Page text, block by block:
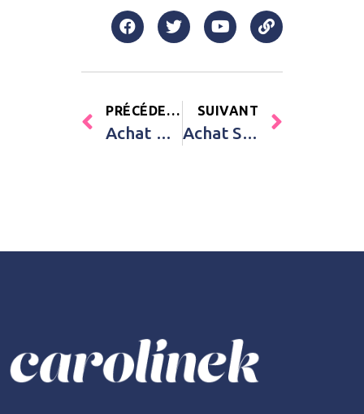
PRÉCÉDENT
Achat Matelas à langer Mat’Confort beige (70 x 50 cm) Candide Beige Bébé
SUIVANT
Achat Sac à langer Genève Tiny Clouds Béaba Gris Unisexe